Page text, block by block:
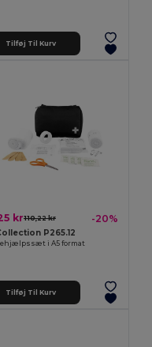
Tilføj Til Kurv
kr110,22 kr -20%
P265.12
i A5 format
Tilføj Til Kurv